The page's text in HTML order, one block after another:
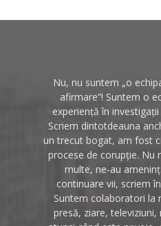
Nu, nu suntem „o
afirmare”! Suntem o
experiență în
Scriem dintotdeauna
un trecut bogat, am fost
procese de corupție. Nu
multe, ne-au
continuare vii, scriem
Suntem colaboratori la
presă, ziare,